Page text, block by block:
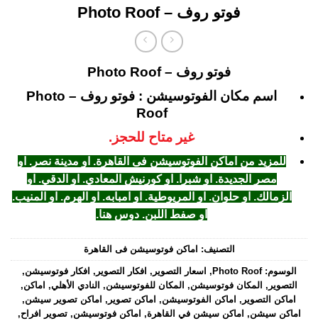
فوتو روف – Photo Roof
فوتو روف – Photo Roof
اسم مكان الفوتوسيشن : فوتو روف – Photo
Roof
غير متاح للحجز.
للمزيد من اماكن الفوتوسيشن فى القاهرة. او مدينة نصر. او
مصر الجديدة. او شبرا. او كورنيش المعادي. او الدقي. او
الزمالك. او حلوان. او المريوطية. او امبابه. او الهرم. او المنيب.
او صفط اللبن. دوس هنا.
التصنيف: اماكن فوتوسيشن فى القاهرة
الوسوم:Photo Roof
, اسعار التصوير , افكار التصوير , افكار فوتوسيشن,
التصوير , المكان فوتوسيشن, المكان للفوتوسيشن, النادي الأهلي, اماكن,
اماكن التصوير , اماكن الفوتوسيشن, اماكن تصوير , اماكن تصوير سيشن,
اماكن سيشن, اماكن سيشن في القاهرة, اماكن فوتوسيشن,تصوير افراح,